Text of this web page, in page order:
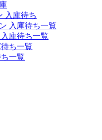
入庫待ち
入庫待ち一覧
庫待ち一覧
ち一覧
一覧